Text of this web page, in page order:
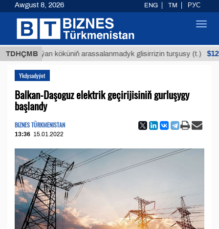
TDHÇMB
Buýan köküniň arassalanmadyk glisirrizin turşusy (t.) $12935,18
Ykdysadyýet
Balkan-Daşoguz elektrik geçirijisiniň gurluşygy
başlandy
BIZNES TÜRKMENISTAN
13:36 15.01.2022
Awgust 8, 2026 ENG TM РУС